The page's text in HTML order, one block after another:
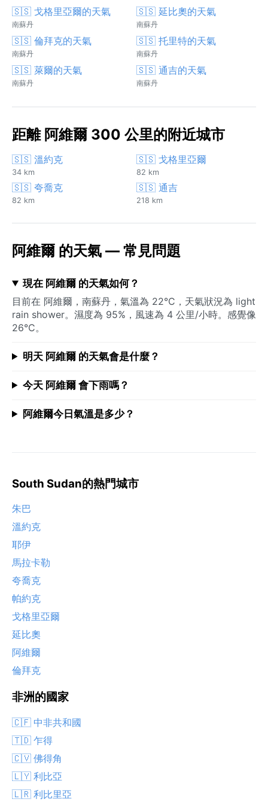
🇸🇸 戈格里亞爾的天氣
南蘇丹
🇸🇸 延比奧的天氣
南蘇丹
🇸🇸 倫拜克的天氣
南蘇丹
🇸🇸 托里特的天氣
南蘇丹
🇸🇸 萊爾的天氣
南蘇丹
🇸🇸 通吉的天氣
南蘇丹
距離 阿維爾 300 公里的附近城市
🇸🇸 溫約克
34 km
🇸🇸 戈格里亞爾
82 km
🇸🇸 夸喬克
82 km
🇸🇸 通吉
218 km
阿維爾 的天氣 — 常見問題
現在 阿維爾 的天氣如何？
目前在 阿維爾，南蘇丹，氣溫為 22°C，天氣狀況為 light
rain shower。濕度為 95%，風速為 4 公里/小時。感覺像
26°C。
明天 阿維爾 的天氣會是什麼？
今天 阿維爾 會下雨嗎？
阿維爾今日氣溫是多少？
South Sudan的熱門城市
朱巴
溫約克
耶伊
馬拉卡勒
夸喬克
帕約克
戈格里亞爾
延比奧
阿維爾
倫拜克
非洲的國家
🇨🇫 中非共和國
🇹🇩 乍得
🇨🇻 佛得角
🇱🇾 利比亞
🇱🇷 利比里亞